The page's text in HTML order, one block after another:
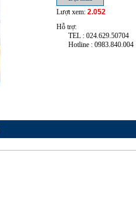
Lượt xem: 2.052
Hỗ trợ:
TEL : 024.629.50704
Hotline : 0983.840.004